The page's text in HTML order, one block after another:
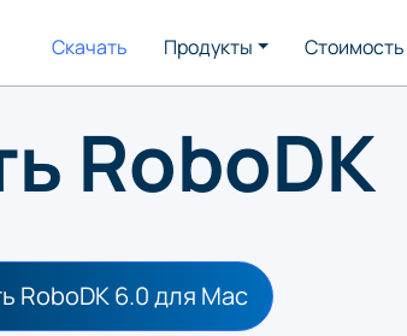
Скачать Продукты Стоимость
RoboDK
RoboDK 6.0 для Mac